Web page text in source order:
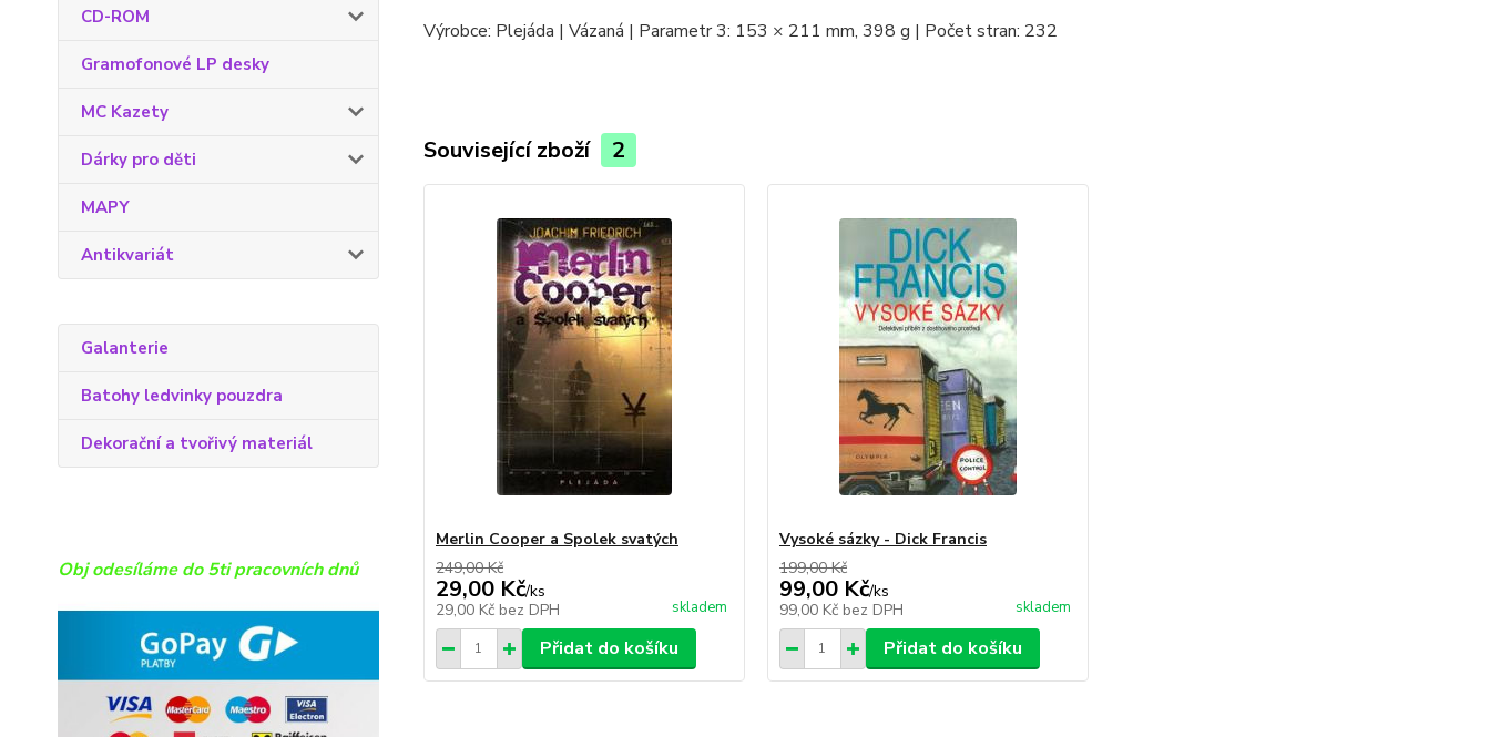
CD-ROM
Gramofonové LP desky
MC Kazety
Dárky pro děti
MAPY
Antikvariát
Galanterie
Batohy ledvinky pouzdra
Dekorační a tvořivý materiál
Obj odesíláme do 5ti pracovních dnů
Výrobce: Plejáda | Vázaná | Parametr 3: 153 × 211 mm, 398 g | Počet stran: 232
Související zboží 2
Merlin Cooper a Spolek svatých
249,00 Kč
29,00 Kč/ks
29,00 Kč bez DPH skladem
Přidat do košíku
Vysoké sázky - Dick Francis
199,00 Kč
99,00 Kč/ks
99,00 Kč bez DPH skladem
Přidat do košíku